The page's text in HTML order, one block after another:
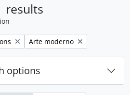
results
Remove filter:
Arte moderno
options